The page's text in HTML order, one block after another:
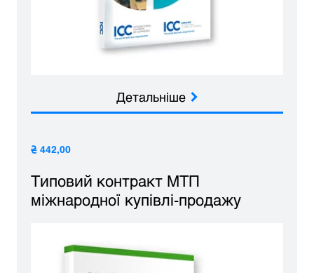
Детальніше
₴ 442,00
Типовий контракт МТП
міжнародної купівлі-продажу